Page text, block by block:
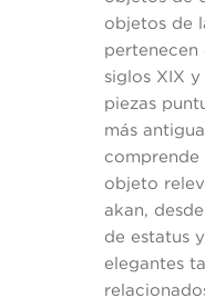
objetos de
pertenecen
siglos XIX
piezas
más
comprende
objeto
akan,
de estatus
elegantes